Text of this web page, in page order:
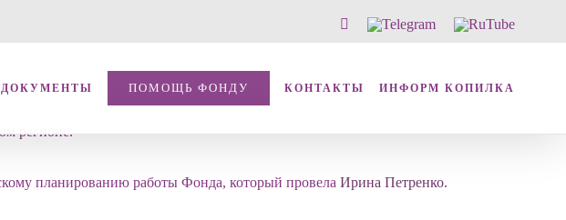
Telegram RuTube
ДОКУМЕНТЫ ПОМОЩЬ ФОНДУ КОНТАКТЫ ИНФОРМ КОПИЛКА
регионе.
планированию работы Фонда, который провела Ирина Петренко.